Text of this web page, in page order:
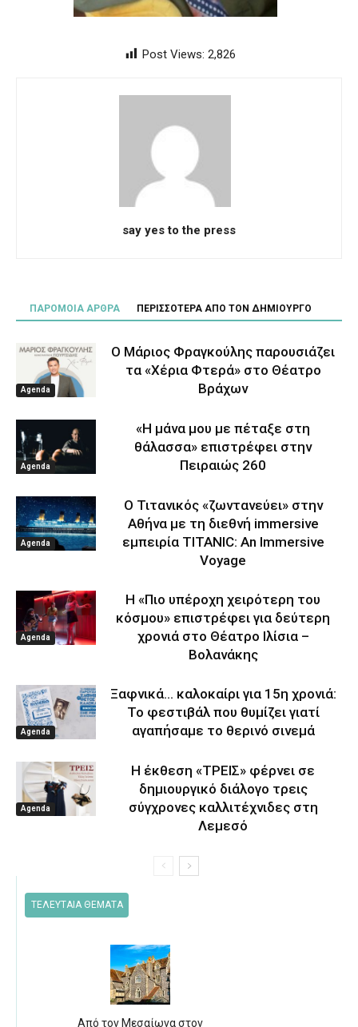
Post Views: 2,826
say yes to the press
ΠΑΡΟΜΟΙΑ ΑΡΘΡΑ ΠΕΡΙΣΣΟΤΕΡΑ ΑΠΟ ΤΟΝ ΔΗΜΙΟΥΡΓΟ
Agenda
Ο Μάριος Φραγκούλης παρουσιάζει
τα «Χέρια Φτερά» στο Θέατρο
Βράχων
Agenda
«Η μάνα μου με πέταξε στη
θάλασσα» επιστρέφει στην
Πειραιώς 260
Agenda
Ο Τιτανικός «ζωντανεύει» στην
Αθήνα με τη διεθνή immersive
εμπειρία TITANIC: An Immersive
Voyage
Agenda
Η «Πιο υπέροχη χειρότερη του
κόσμου» επιστρέφει για δεύτερη
χρονιά στο Θέατρο Ιλίσια –
Βολανάκης
Agenda
Ξαφνικά… καλοκαίρι για 15η χρονιά:
Το φεστιβάλ που θυμίζει γιατί
αγαπήσαμε το θερινό σινεμά
Agenda
Η έκθεση «ΤΡΕΙΣ» φέρνει σε
δημιουργικό διάλογο τρεις
σύγχρονες καλλιτέχνιδες στη
Λεμεσό
ΤΕΛΕΥΤΑΙΑ ΘΕΜΑΤΑ
Από τον Μεσαίωνα στον